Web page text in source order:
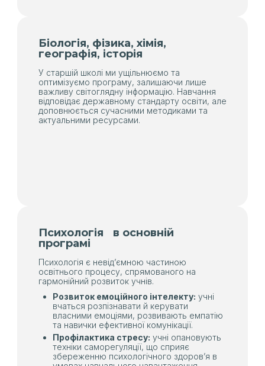
Біологія, фізика, хімія,
географія, історія
У старшій школі ми ущільнюємо та
оптимізуємо програму, залишаючи лише
важливу світоглядну інформацію. Навчання
відповідає державному стандарту освіти, але
доповнюється сучасними методиками та
актуальними ресурсами.
Психологія в основній
програмі
Психологія є невід’ємною частиною
освітнього процесу, спрямованого на
гармонійний розвиток учнів.
Розвиток емоційного інтелекту: учні
вчаться розпізнавати й керувати
власними емоціями, розвивають емпатію
та навички ефективної комунікації.
Профілактика стресу: учні опановують
техніки саморегуляції, що сприяє
збереженню психологічного здоров’я в